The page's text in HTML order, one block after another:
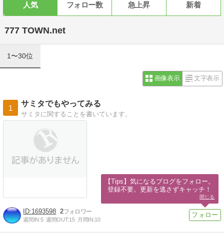
人気 フォロー数 急上昇 新着
777 TOWN.net
1〜30位
画像表示 文字表示
1
サミタでもやってみる
サミタに関することを書いています。
1693598 2
週間IN:5 週間OUT:15 月間IN:10
【Tips】気になるブログをフォロー。
登録不要。更新を逃さずキャッチ！
閉じる